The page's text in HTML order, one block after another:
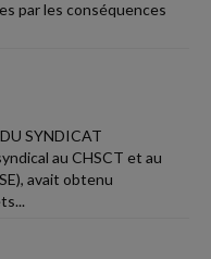
par les conséquences
SYNDICAT
au CHSCT et au
avait obtenu